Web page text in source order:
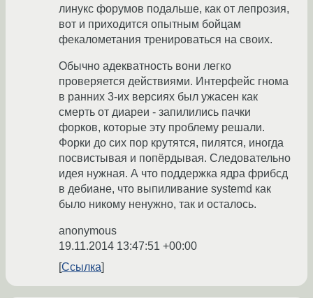
линукс форумов подальше, как от лепрозия,
вот и приходится опытным бойцам
фекалометания тренироваться на своих.
Обычно адекватность вони легко
проверяется действиями. Интерфейс гнома
в ранних 3-их версиях был ужасен как
смерть от диареи - запилились пачки
форков, которые эту проблему решали.
Форки до сих пор крутятся, пилятся, иногда
посвистывая и попёрдывая. Следовательно
идея нужная. А что поддержка ядра фрибсд
в дебиане, что выпиливание systemd как
было никому ненужно, так и осталось.
anonymous
19.11.2014 13:47:51 +00:00
Ссылка